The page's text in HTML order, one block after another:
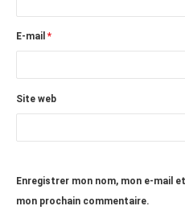
E-mail *
Site web
Enregistrer mon nom, mon e-mail
mon prochain commentaire.